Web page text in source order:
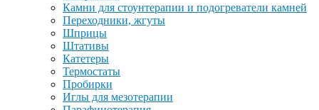
Камни для стоунтерапии и подогреватели камней
Переходники, жгуты
Шприцы
Штативы
Катетеры
Термостаты
Пробирки
Иглы для мезотерапии